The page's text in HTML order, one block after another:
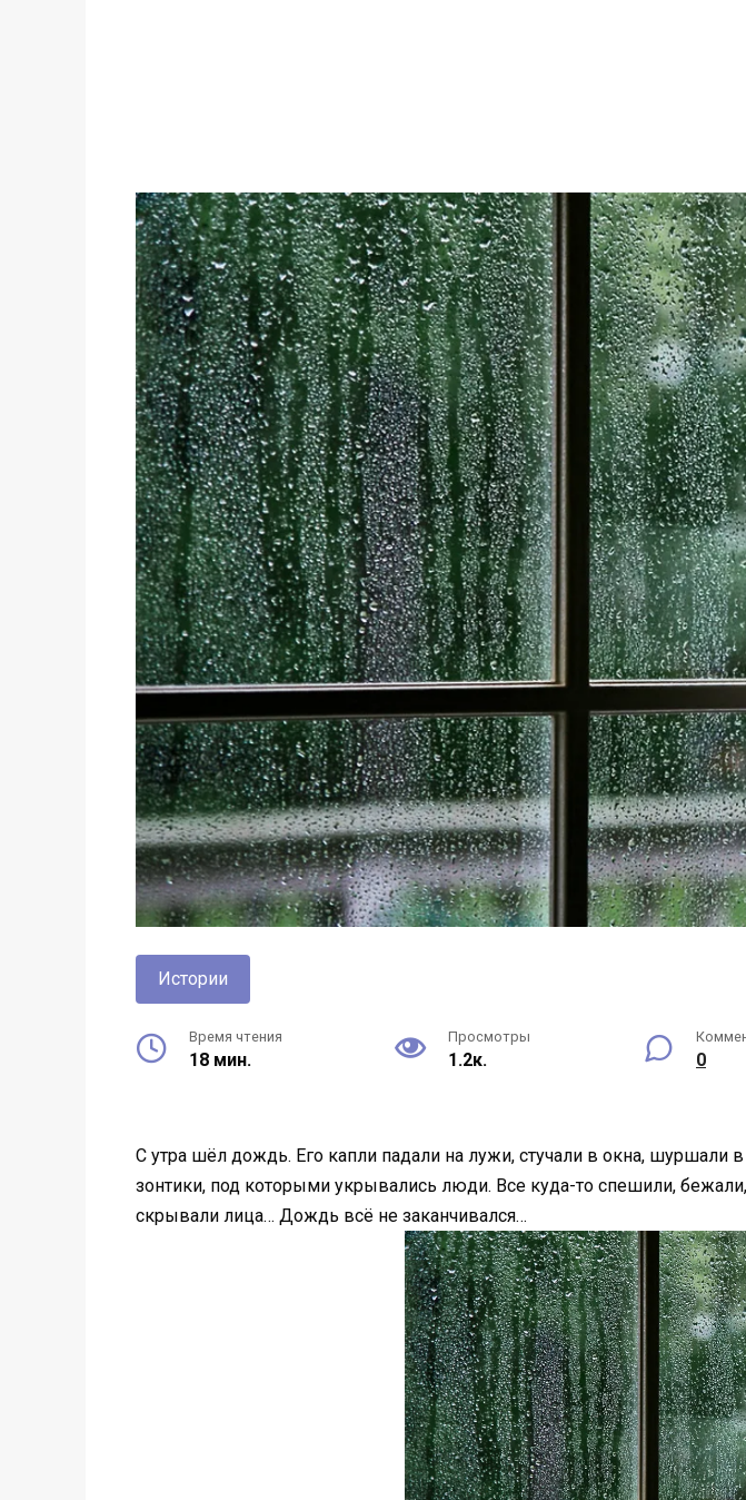
Истории
Время чтения
18 мин.
Просмотры
1.2к. 0
С утра шёл дождь. Его капли падали на лужи, стучали в окна,
зонтики, под которыми укрывались люди. Все куда-то спешили,
скрывали лица… Дождь всё не заканчивался…